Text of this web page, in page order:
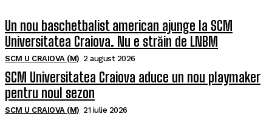
Un nou baschetbalist american ajunge la SCM
Universitatea Craiova. Nu e străin de LNBM
SCM U CRAIOVA (M) 2 august 2026
SCM Universitatea Craiova aduce un nou playmaker
pentru noul sezon
SCM U CRAIOVA (M) 21 iulie 2026